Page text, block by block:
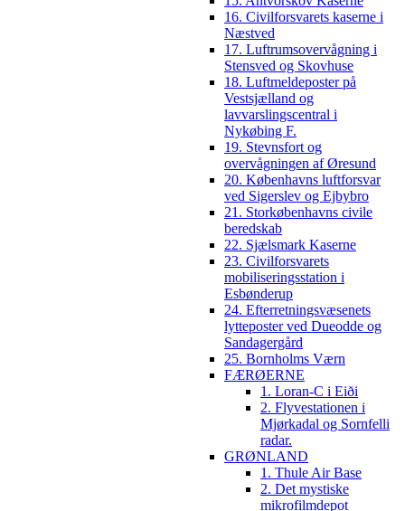
16. Civilforsvarets kaserne i
Næstved
17. Luftrumsovervågning i
Stensved og Skovhuse
18. Luftmeldeposter på
Vestsjælland og
lavvarslingscentral i
Nykøbing F.
19. Stevnsfort og
overvågningen af Øresund
20. Københavns luftforsvar
ved Sigerslev og Ejbybro
21. Storkøbenhavns civile
beredskab
22. Sjælsmark Kaserne
23. Civilforsvarets
mobiliseringsstation i
Esbønderup
24. Efterretningsvæsenets
lytteposter ved Dueodde og
Sandagergård
25. Bornholms Værn
FÆRØERNE
1. Loran-C i Eiði
2. Flyvestationen i
Mjørkadal og Sornfelli
radar.
GRØNLAND
1. Thule Air Base
2. Det mystiske
mikrofilmdepot